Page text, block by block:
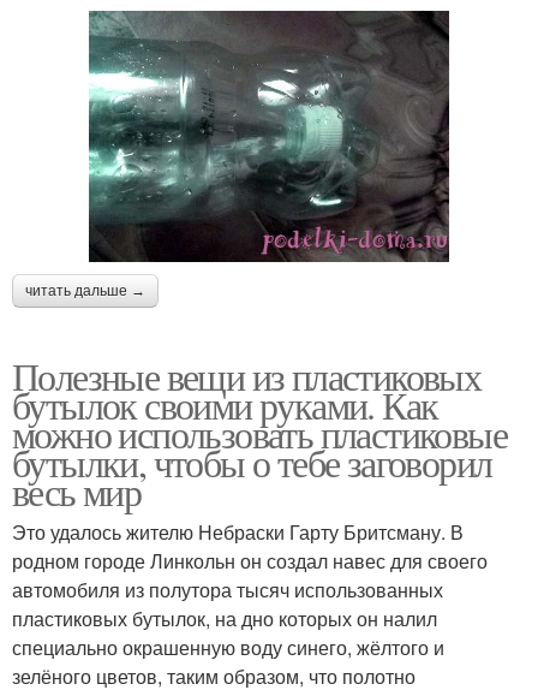
читать дальше →
Полезные вещи из пластиковых
бутылок своими руками. Как
можно использовать пластиковые
бутылки, чтобы о тебе заговорил
весь мир
Это удалось жителю Небраски Гарту Бритсману. В
родном городе Линкольн он создал навес для своего
автомобиля из полутора тысяч использованных
пластиковых бутылок, на дно которых он налил
специально окрашенную воду синего, жёлтого и
зелёного цветов, таким образом, что полотно